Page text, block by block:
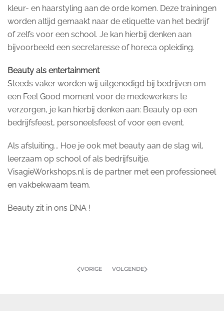
kleur- en haarstyling aan de orde komen. Deze trainingen
worden altijd gemaakt naar de etiquette van het bedrijf
of zelfs voor een school. Je kan hierbij denken aan
bijvoorbeeld een secretaresse of horeca opleiding.
Beauty als entertainment
Steeds vaker worden wij uitgenodigd bij bedrijven om
een Feel Good moment voor de medewerkers te
verzorgen, je kan hierbij denken aan: Beauty op een
bedrijfsfeest, personeelsfeest of voor een event.
Als afsluiting... Hoe je ook met beauty aan de slag wil,
leerzaam op school of als bedrijfsuitje.
VisagieWorkshops.nl is de partner met een professioneel
en vakbekwaam team.
Beauty zit in ons DNA !
VORIGE VOLGENDE